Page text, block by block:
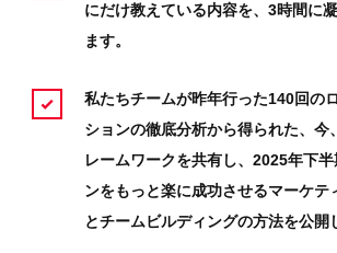
にだけ教えている内容を、3時間に
ます。
私たちチームが昨年行った140回の
ションの徹底分析から得られた、今
レームワークを共有し、2025年下
ンをもっと楽に成功させるマーケテ
とチームビルディングの方法を公開